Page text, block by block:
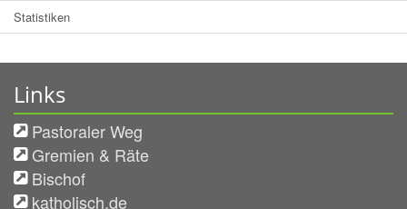
Statistiken
Links
Pastoraler Weg
Gremien & Räte
Bischof
katholisch.de